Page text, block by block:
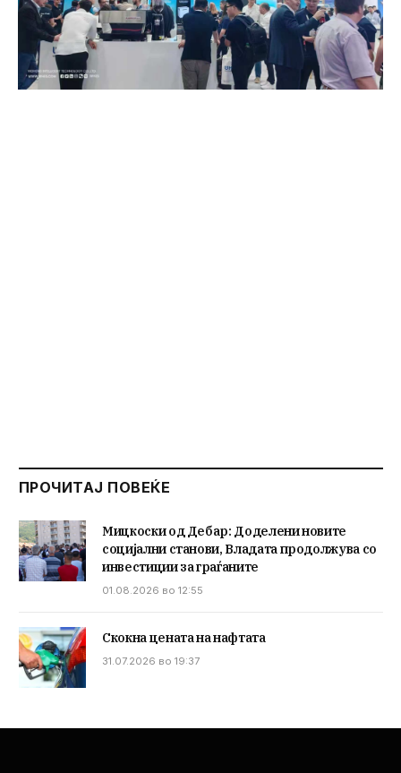
ПРОЧИТАЈ ПОВЕЌЕ
Мицкоски од Дебар: Доделени новите
социјални станови, Владата продолжува со
инвестиции за граѓаните
01.08.2026 во 12:55
Скокна цената на нафтата
31.07.2026 во 19:37